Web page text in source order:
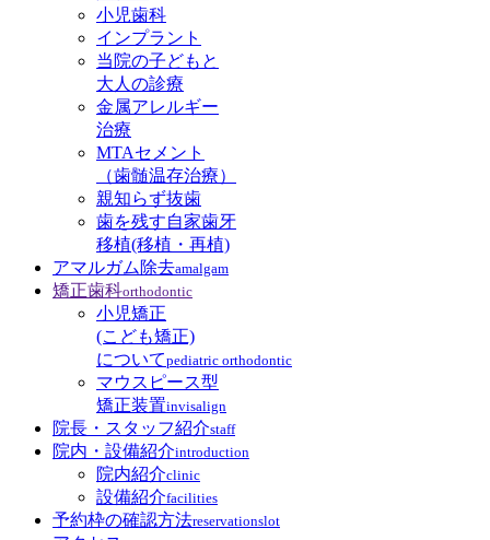
小児歯科
インプラント
当院の子どもと
大人の診療
金属アレルギー
治療
MTAセメント
（歯髄温存治療）
親知らず抜歯
歯を残す自家歯牙
移植(移植・再植)
アマルガム除去amalgam
矯正歯科orthodontic
小児矯正
(こども矯正)
についてpediatric orthodontic
マウスピース型
矯正装置invisalign
院長・スタッフ紹介staff
院内・設備紹介introduction
院内紹介clinic
設備紹介facilities
予約枠の確認方法reservationslot